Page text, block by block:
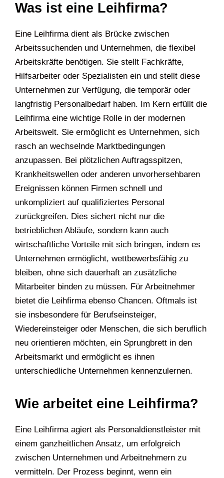
Was ist eine Leihfirma?
Eine Leihfirma dient als Brücke zwischen
Arbeitssuchenden und Unternehmen, die flexibel
Arbeitskräfte benötigen. Sie stellt Fachkräfte,
Hilfsarbeiter oder Spezialisten ein und stellt diese
Unternehmen zur Verfügung, die temporär oder
langfristig Personalbedarf haben. Im Kern erfüllt die
Leihfirma eine wichtige Rolle in der modernen
Arbeitswelt. Sie ermöglicht es Unternehmen, sich
rasch an wechselnde Marktbedingungen
anzupassen. Bei plötzlichen Auftragsspitzen,
Krankheitswellen oder anderen unvorhersehbaren
Ereignissen können Firmen schnell und
unkompliziert auf qualifiziertes Personal
zurückgreifen. Dies sichert nicht nur die
betrieblichen Abläufe, sondern kann auch
wirtschaftliche Vorteile mit sich bringen, indem es
Unternehmen ermöglicht, wettbewerbsfähig zu
bleiben, ohne sich dauerhaft an zusätzliche
Mitarbeiter binden zu müssen. Für Arbeitnehmer
bietet die Leihfirma ebenso Chancen. Oftmals ist
sie insbesondere für Berufseinsteiger,
Wiedereinsteiger oder Menschen, die sich beruflich
neu orientieren möchten, ein Sprungbrett in den
Arbeitsmarkt und ermöglicht es ihnen
unterschiedliche Unternehmen kennenzulernen.
Wie arbeitet eine Leihfirma?
Eine Leihfirma agiert als Personaldienstleister mit
einem ganzheitlichen Ansatz, um erfolgreich
zwischen Unternehmen und Arbeitnehmern zu
vermitteln. Der Prozess beginnt, wenn ein